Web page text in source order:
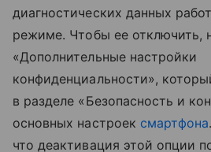
диагностических данных
режиме. Чтобы ее отключить,
«Дополнительные настройки
конфиденциальности»,
в разделе «Безопасность и
основных настроек смартфона
что деактивация этой опции